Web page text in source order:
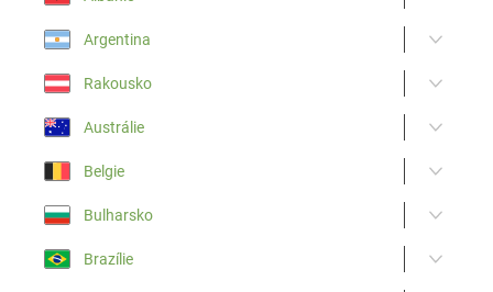
Argentina
Rakousko
Austrálie
Belgie
Bulharsko
Brazílie